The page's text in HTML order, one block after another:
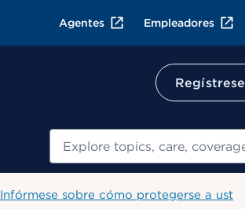
Agentes Empleadores
Regístrese
Buscar
Infórmese sobre cómo protegerse a ust